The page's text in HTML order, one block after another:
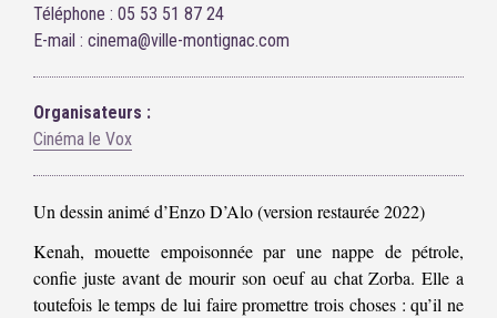
Téléphone : 05 53 51 87 24
E-mail : cinema@ville-montignac.com
Organisateurs :
Cinéma le Vox
Un dessin animé d’Enzo D’Alo (version restaurée 2022)
Kenah, mouette empoisonnée par une nappe de pétrole,
confie juste avant de mourir son oeuf au chat Zorba. Elle a
toutefois le temps de lui faire promettre trois choses : qu’il ne